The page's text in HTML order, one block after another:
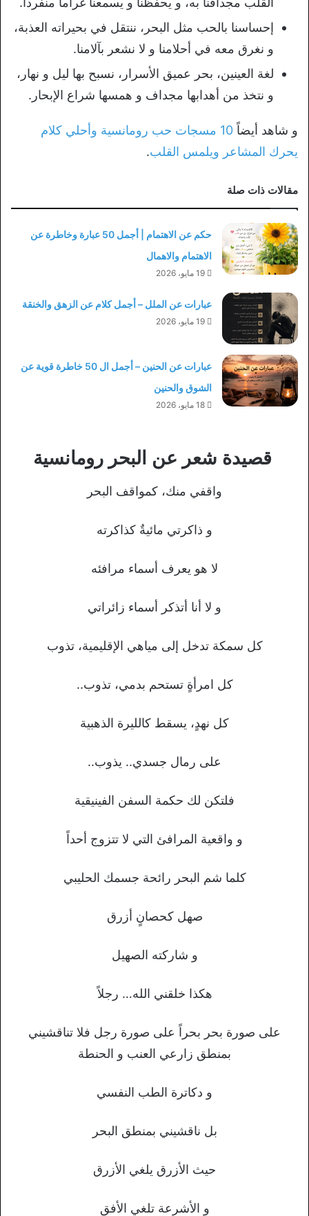
إحساسنا بالحب مثل البحر، ننتقل في بحيراته العذبة،
و نغرق معه في أحلامنا و لا نشعر بآلامنا.
لغة العينين، بحر عميق الأسرار، نسبح بها ليل و نهار،
و نتخذ من أهدابها مجداف و همسها شراع الإبحار.
و شاهد أيضاً
10 مسجات حب رومانسية وأحلي كلام
يحرك المشاعر ويلمس القلب.
مقالات ذات صلة
حكم عن الاهتمام | أجمل 50 عبارة وخاطرة عن
الاهتمام والاهمال
19 مايو، 2026
عبارات عن الملل – أجمل كلام عن الزهق والخنقة
19 مايو، 2026
عبارات عن الحنين – أجمل ال 50 خاطرة قوية عن
الشوق والحنين
18 مايو، 2026
قصيدة شعر عن البحر رومانسية
واقفي منك، كمواقف البحر
و ذاكرتي مائيةٌ كذاكرته
لا هو يعرف أسماء مرافئه
و لا أنا أتذكر أسماء زائراتي
كل سمكة تدخل إلى مياهي الإقليمية، تذوب
كل امرأةٍ تستحم بدمي، تذوب..
كل نهدٍ، يسقط كالليرة الذهبية
على رمال جسدي.. يذوب..
فلتكن لك حكمة السفن الفينيقية
و واقعية المرافئ التي لا تتزوج أحداً
كلما شم البحر رائحة جسمك الحليبي
صهل كحصانٍ أزرق
و شاركته الصهيل
هكذا خلقني الله… رجلاً
على صورة بحر بحراً على صورة رجل فلا تناقشيني
بمنطق زارعي العنب و الحنطة
و دكاترة الطب النفسي
بل ناقشيني بمنطق البحر
حيث الأزرق يلغي الأزرق
و الأشرعة تلغي الأفق